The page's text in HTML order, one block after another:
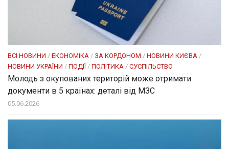
ВСІ НОВИНИ / ЕКОНОМІКА / ЗА КОРДОНОМ / НОВИНИ КИЄВА /
НОВИНИ УКРАЇНИ / ПОДІЇ / ПОЛІТИКА / СУСПІЛЬСТВО
Молодь з окупованих територій може отримати
документи в 5 країнах: деталі від МЗС
05.06.2026